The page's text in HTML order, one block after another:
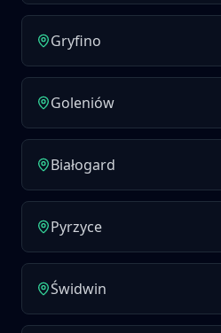
Gryfino
Goleniów
Białogard
Pyrzyce
Świdwin